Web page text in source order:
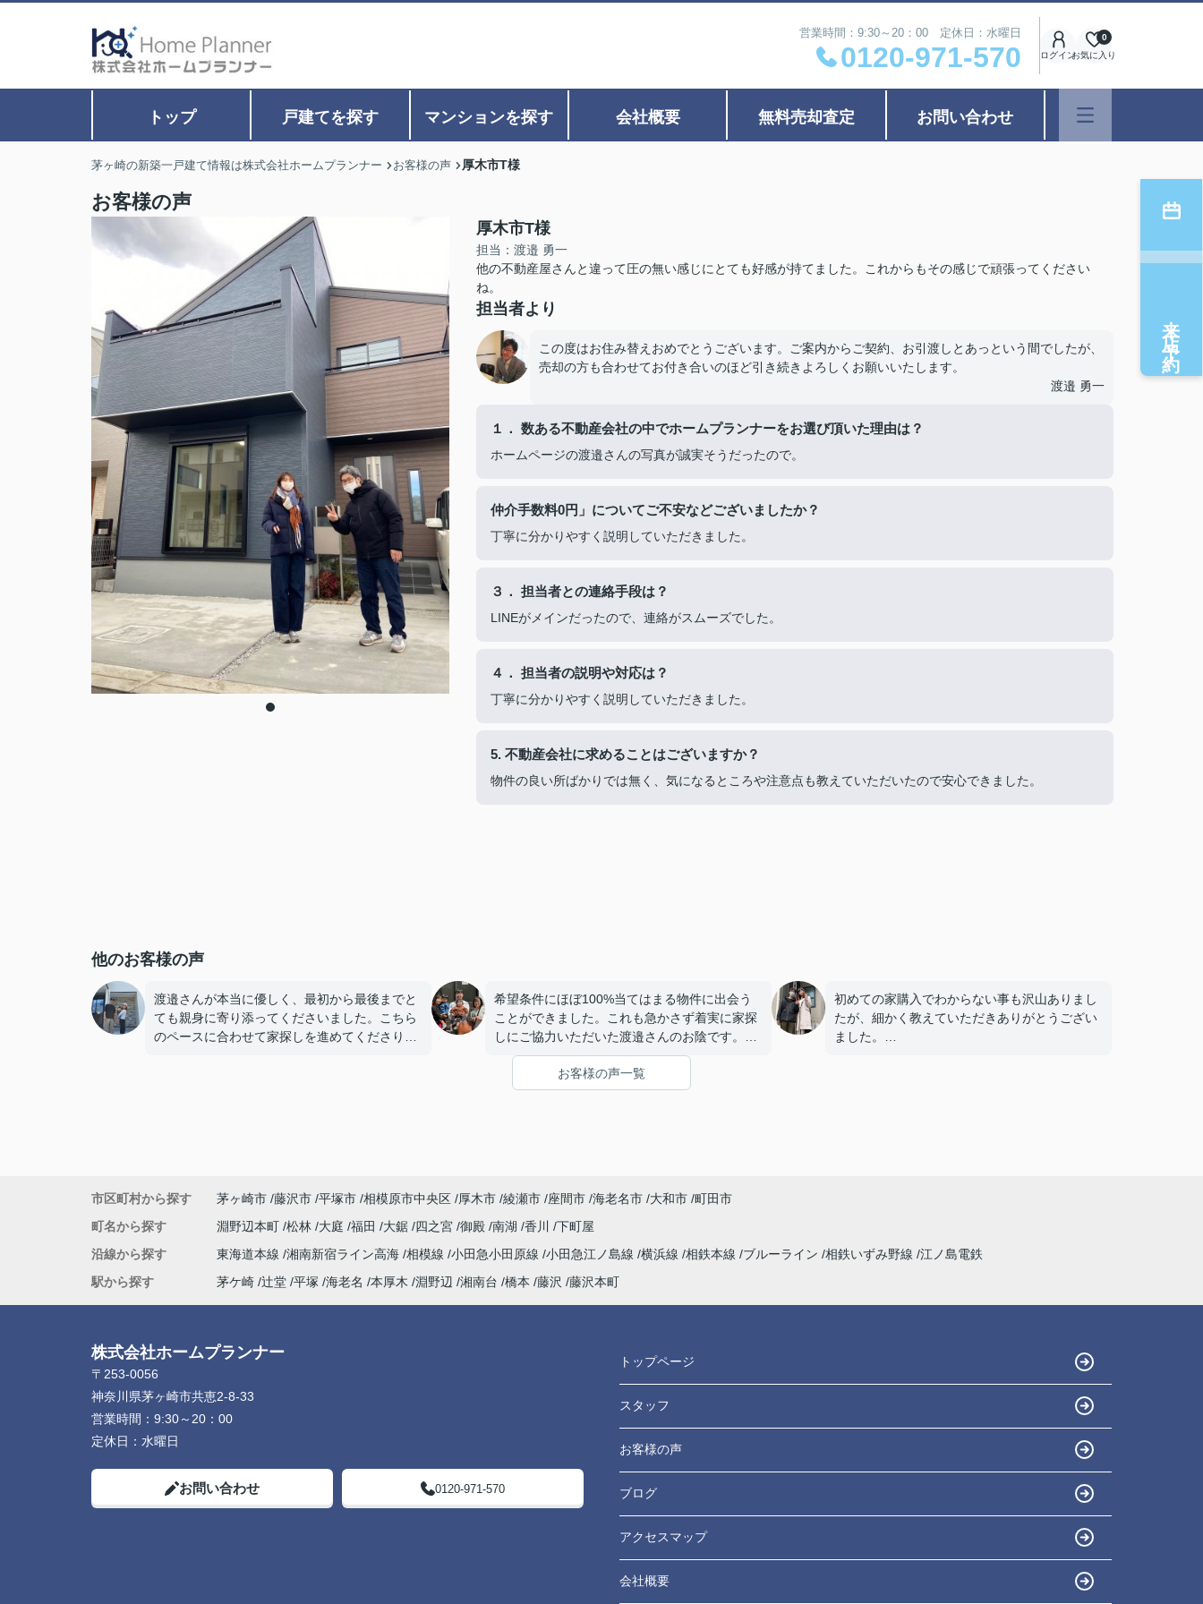
営業時間：9:30～20：00 定休日：水曜日
0120-971-570 ログインお気に入り
0
トップ 戸建てを探す マンションを探す 会社概要 無料売却査定 お問い合わせ
茅ヶ崎の新築一戸建て情報は株式会社ホームプランナー お客様の声 厚木市T様
お客様の声
厚木市T様
担当：渡邉 勇一
他の不動産屋さんと違って圧の無い感じにとても好感が持てました。これからもその感じで頑張ってください
ね。
担当者より
この度はお住み替えおめでとうございます。ご案内からご契約、お引渡しとあっという間でしたが、
売却の方も合わせてお付き合いのほど引き続きよろしくお願いいたします。
渡邉 勇一
１． 数ある不動産会社の中でホームプランナーをお選び頂いた理由は？
ホームページの渡邉さんの写真が誠実そうだったので。
仲介手数料0円」についてご不安などございましたか？
丁寧に分かりやすく説明していただきました。
３． 担当者との連絡手段は？
LINEがメインだったので、連絡がスムーズでした。
４． 担当者の説明や対応は？
丁寧に分かりやすく説明していただきました。
5. 不動産会社に求めることはございますか？
物件の良い所ばかりでは無く、気になるところや注意点も教えていただいたので安心できました。
他のお客様の声
渡邉さんが本当に優しく、最初から最後までと
ても親身に寄り添ってくださいました。こちら
のペースに合わせて家探しを進めてくださり、
人柄の良さが伝わってきました。
な安心感を感じるほど信頼していました。
物件探しだけでなく、気持ちの面でも支えてい
ます！(よろしくお願いします)
希望条件にほぼ100%当てはまる物件に出会う
ことができました。これも急かさず着実に家探
しにご協力いただいた渡邉さんのお陰です。本
当にありがとうございました。
初めての家購入でわからない事も沢山ありまし
たが、細かく教えていただきありがとうござい
ました。
乗ってくれます。
お客様の声一覧
来店予約
市区町村から探す 茅ヶ崎市 藤沢市 平塚市 相模原市中央区 厚木市 綾瀬市 座間市 海老名市 大和市 町田市
町名から探す
淵野辺本町 松林 大庭 福田 大鋸 四之宮 御殿 南湖 香川
下町屋
沿線から探す
東海道本線 湘南新宿ライン高海 相模線 小田急小田原線 小田急江ノ島線 横浜線 相鉄本線 ブルーライン 相鉄いずみ野線 江ノ島電鉄
駅から探す
茅ケ崎 辻堂 平塚 海老名 本厚木 淵野辺 湘南台 橋本 藤沢 藤沢本町
株式会社ホームプランナー
〒253-0056
神奈川県茅ヶ崎市共恵2-8-33
営業時間： 9:30～20：00
定休日： 水曜日
お問い合わせ 0120-971-570
トップページ
スタッフ
お客様の声
ブログ
アクセスマップ
会社概要